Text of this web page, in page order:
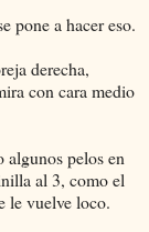
pone a hacer eso.
derecha,
con cara medio
algunos pelos en
al 3, como el
le vuelve loco.